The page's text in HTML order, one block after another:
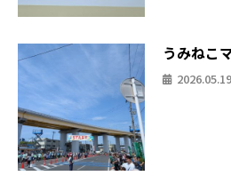
うみねこ
2026.05.19